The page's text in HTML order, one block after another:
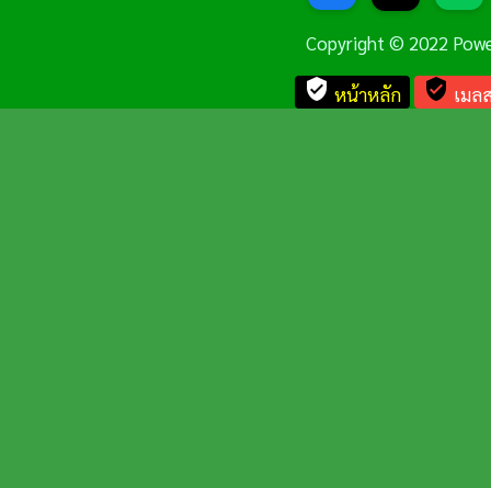
Copyright © 2022
verified_user หน้าหลัก verified_user เมล